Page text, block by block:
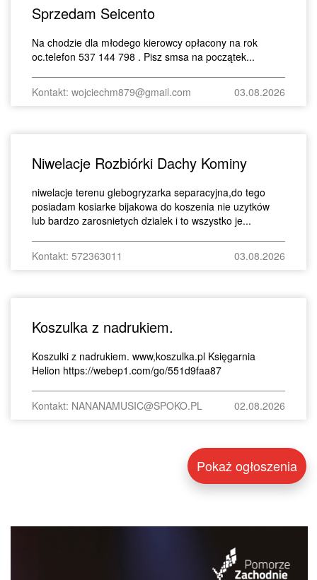
Sprzedam Seicento
Na chodzie dla młodego kierowcy opłacony na rok
oc.telefon 537 144 798 . Pisz smsa na początek...
Kontakt: wojciechm879@gmail.com 03.08.2026
Niwelacje Rozbiórki Dachy Kominy
niwelacje terenu glebogryzarka separacyjna,do tego
posiadam kosiarke bijakowa do koszenia nie uzytków
lub bardzo zarosnietych dzialek i to wszystko je...
Kontakt: 572363011 03.08.2026
Koszulka z nadrukiem.
Koszulki z nadrukiem. www,koszulka.pl Księgarnia
Helion https://webep1.com/go/551d9faa87
Kontakt: NANANAMUSIC@SPOKO.PL 02.08.2026
Pokaż ogłoszenia